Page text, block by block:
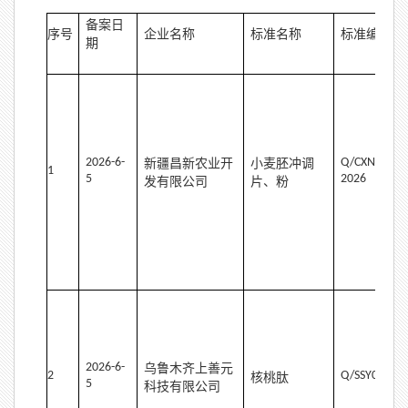
序号
备案日
期
企业名称 标准名称 标准编号
1
2026-6-
5
新疆昌新农业开
发有限公司
小麦胚冲调
片、粉
Q/
2026
2
2026-6-
5
乌鲁木齐上善元
科技有限公司
核桃肽 Q/SSY